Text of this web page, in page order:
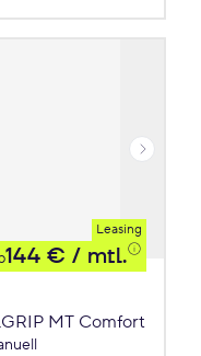
Leasing
144 € / mtl.
MT Comfort